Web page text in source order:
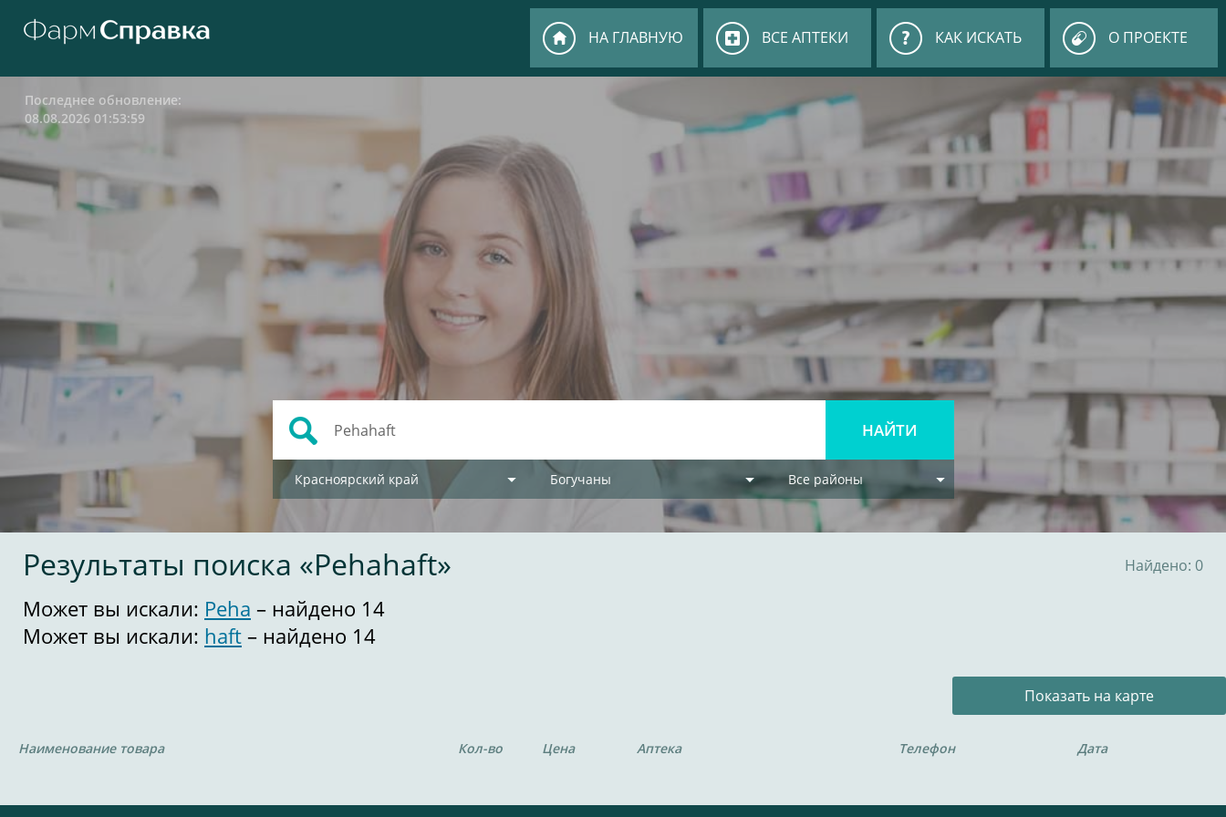
НА ГЛАВНУЮ ВСЕ АПТЕКИ КАК ИСКАТЬ О ПРОЕКТЕ
Последнее обновление:
08.08.2026 01:53:59
Красноярский край Богучаны Все районы
Результаты поиска «Pehahaft» Найдено: 0
Может вы искали: Peha – найдено 14
Может вы искали: haft – найдено 14
Показать на карте
Наименование товара Кол-во Цена Аптека Телефон Дата